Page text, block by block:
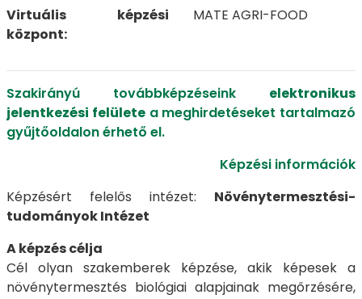
Virtuális képzési
központ:
MATE AGRI-FOOD
Szakirányú továbbképzéseink elektronikus
jelentkezési felületea meghirdetéseket tartalmazó
gyűjtőoldalon érhető el.
Képzési információk
Képzésért felelős intézet: Növénytermesztési-
tudományok Intézet
A képzés célja
Cél olyan szakemberek képzése, akik képesek a
növénytermesztés biológiai alapjainak megőrzésére,